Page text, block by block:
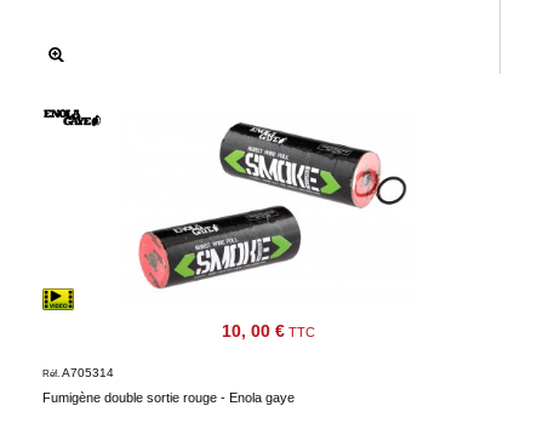
10, 00 € TTC
Fumigène double sortie rouge - Enola gaye
Réf. A705314